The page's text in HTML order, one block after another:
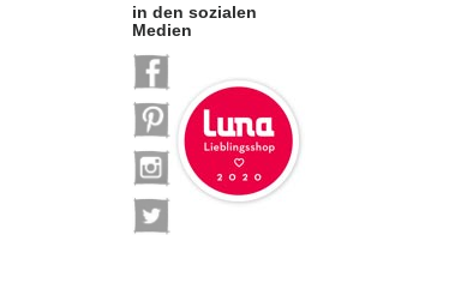
in den sozialen
Medien